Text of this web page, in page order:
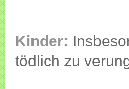
Kinder:
tödlich zu